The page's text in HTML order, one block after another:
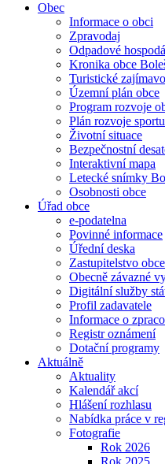
Obec
Informace o obci
Zpravodaj
Odpadové
Kronika obce
Turistické
Územní plán obce
Program rozvoje
Plán rozvoje sportu
Životní situace
Bezpečnostní
Interaktivní mapa
Letecké snímky
Osobnosti obce
Úřad obce
e-podatelna
Povinné informace
Úřední deska
Zastupitelstvo obce
Obecně závazné
Digitální služby
Profil zadavatele
Informace o
Registr oznámení
Dotační programy
Aktuálně
Aktuality
Kalendář akcí
Hlášení rozhlasu
Nabídka práce v
Fotografie
Rok 2026
Rok 2025